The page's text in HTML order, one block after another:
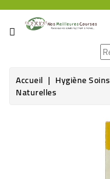
CATÉGORIE
ÉPICERIE
Accueil Hygiène Soins
Naturelles